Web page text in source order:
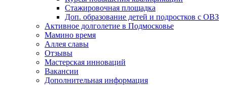
Стажировочная площадка
Доп. образование детей и подростков с ОВЗ
Активное долголетие в Подмосковье
Мамино время
Аллея славы
Отзывы
Мастерская инноваций
Вакансии
Дополнительная информация